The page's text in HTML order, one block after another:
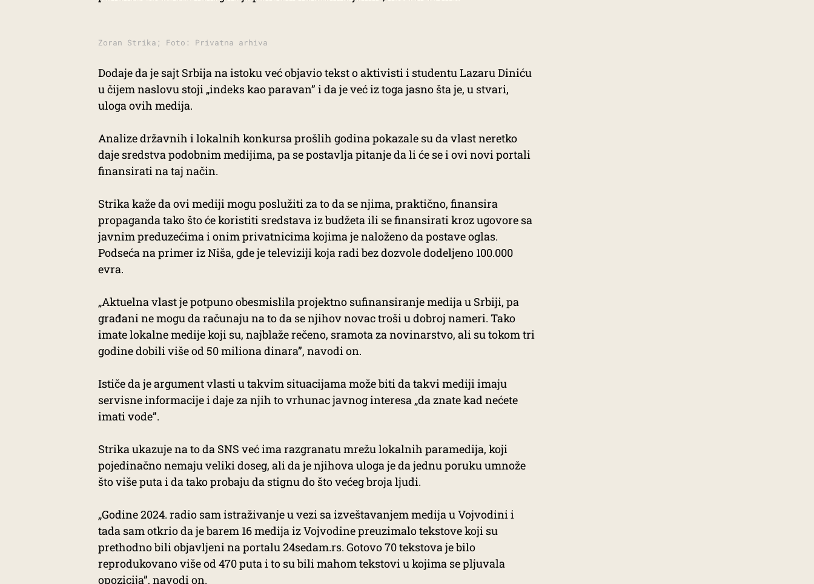
Zoran Strika; Foto: Privatna arhiva
Dodaje da je sajt Srbija na istoku već objavio tekst o aktivisti i studentu Lazaru Diniću
u čijem naslovu stoji „indeks kao paravan” i da je već iz toga jasno šta je, u stvari,
uloga ovih medija.
Analize državnih i lokalnih konkursa prošlih godina pokazale su da vlast neretko
daje sredstva podobnim medijima, pa se postavlja pitanje da li će se i ovi novi portali
finansirati na taj način.
Strika kaže da ovi mediji mogu poslužiti za to da se njima, praktično, finansira
propaganda tako što će koristiti sredstava iz budžeta ili se finansirati kroz ugovore sa
javnim preduzećima i onim privatnicima kojima je naloženo da postave oglas.
Podseća na primer iz Niša, gde je televiziji koja radi bez dozvole dodeljeno 100.000
evra.
„Aktuelna vlast je potpuno obesmislila projektno sufinansiranje medija u Srbiji, pa
građani ne mogu da računaju na to da se njihov novac troši u dobroj nameri. Tako
imate lokalne medije koji su, najblaže rečeno, sramota za novinarstvo, ali su tokom tri
godine dobili više od 50 miliona dinara”, navodi on.
Ističe da je argument vlasti u takvim situacijama može biti da takvi mediji imaju
servisne informacije i daje za njih to vrhunac javnog interesa „da znate kad nećete
imati vode”.
Strika ukazuje na to da SNS već ima razgranatu mrežu lokalnih paramedija, koji
pojedinačno nemaju veliki doseg, ali da je njihova uloga je da jednu poruku umnože
što više puta i da tako probaju da stignu do što većeg broja ljudi.
„Godine 2024. radio sam istraživanje u vezi sa izveštavanjem medija u Vojvodini i
tada sam otkrio da je barem 16 medija iz Vojvodine preuzimalo tekstove koji su
prethodno bili objavljeni na portalu 24sedam.rs. Gotovo 70 tekstova je bilo
reprodukovano više od 470 puta i to su bili mahom tekstovi u kojima se pljuvala
opozicija”, navodi on.